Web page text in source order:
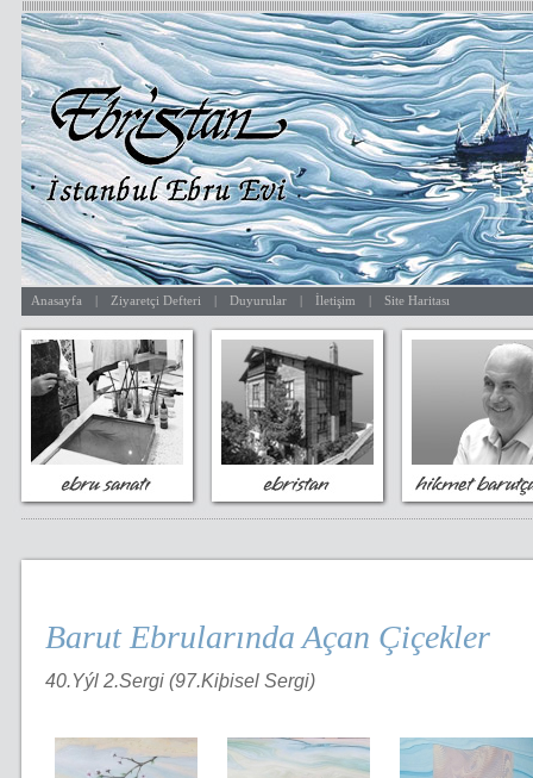
Anasayfa | Ziyaretçi Defteri | Duyurular | İletişim | Site Haritası
Barut Ebrularında Açan Çiçekler
40.Yýl 2.Sergi (97.Kiþisel Sergi)